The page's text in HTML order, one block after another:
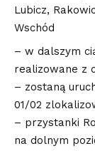
Lubicz,
Wschód
– w dalszym
realizowane z
– zostaną
01/02
– przystanki
na dolnym